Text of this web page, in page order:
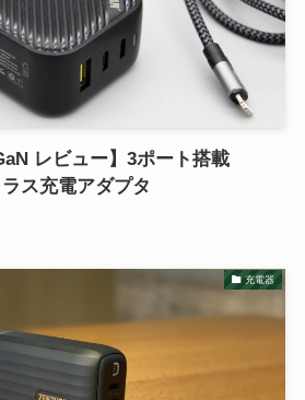
レビュー】3ポート搭載
ス充電アダプタ
充電器